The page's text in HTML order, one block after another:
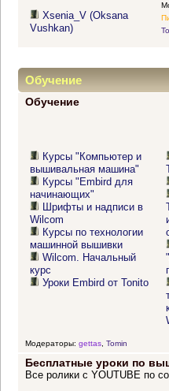
Xsenia_V (Oksana
Vushkan)
Обучение
Обучение
Курсы "Компьютер и
вышивальная машина"
Курсы "Embird для
начинающих"
Шрифты и надписи в
Wilcom
Курсы по технологии
машинной вышивки
Wilcom. Начальный
курс
Уроки Embird от Tonito
Модераторы: gettas, Tomin
Бесплатные уроки по
Все ролики с YOUTUBE по